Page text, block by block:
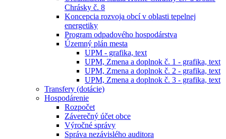
Chrásky č. 8
Koncepcia rozvoja obcí v oblasti tepelnej
energetiky
Program odpadového hospodárstva
Územný plán mesta
UPM - grafika, text
UPM, Zmena a doplnok č. 1 - grafika, text
UPM, Zmena a doplnok č. 2 - grafika, text
UPM, Zmena a doplnok č. 3 - grafika, text
Transfery (dotácie)
Hospodárenie
Rozpočet
Záverečný účet obce
Výročné správy
Správa nezávislého auditora